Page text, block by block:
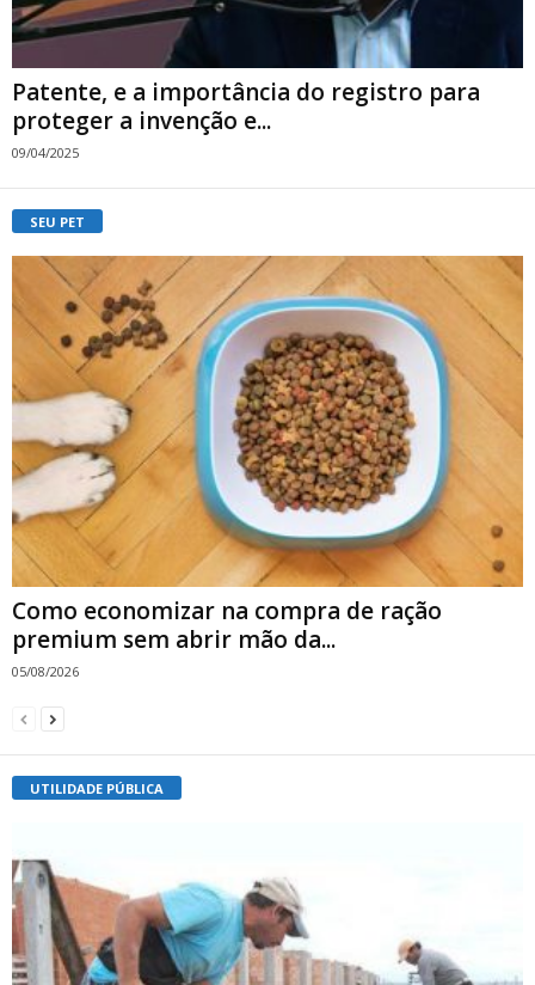
Patente, e a importância do registro para
proteger a invenção e...
09/04/2025
SEU PET
Como economizar na compra de ração
premium sem abrir mão da...
05/08/2026
UTILIDADE PÚBLICA